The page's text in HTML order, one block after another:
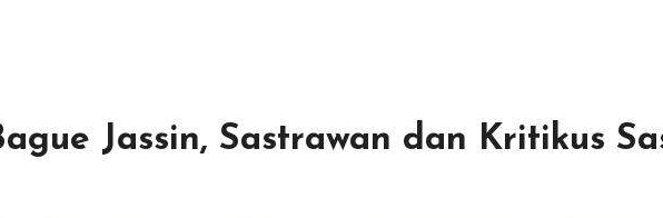
Jassin, Sastrawan dan Kritikus